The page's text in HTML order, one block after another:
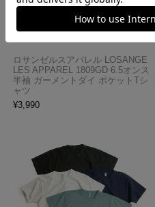
ロサンゼルスアパレル LOSANGE
LES APPAREL 1809GD 6.5オンス
半袖 ガーメントダイ ポケットTシ
ャツ
¥3,990